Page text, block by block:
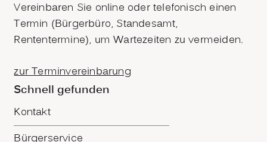
Vereinbaren Sie online oder telefonisch einen
Termin (Bürgerbüro, Standesamt,
Rententermine), um Wartezeiten zu vermeiden.
zur Terminvereinbarung
Schnell gefunden
Kontakt
Bürgerservice